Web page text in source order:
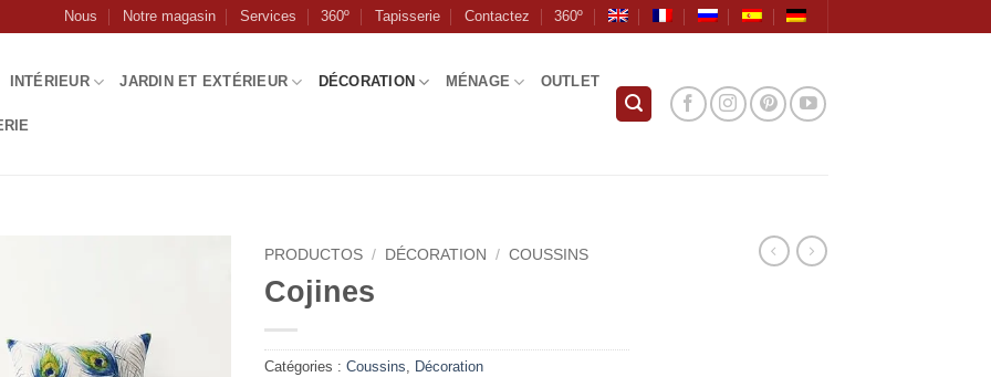
Nous Notre magasin Services 360º Tapisserie Contactez 360º
INTÉRIEUR JARDIN ET EXTÉRIEUR DÉCORATION MÉNAGE OUTLET
PRODUCTOS / DÉCORATION / COUSSINS
Cojines
Catégories : Coussins Décoration